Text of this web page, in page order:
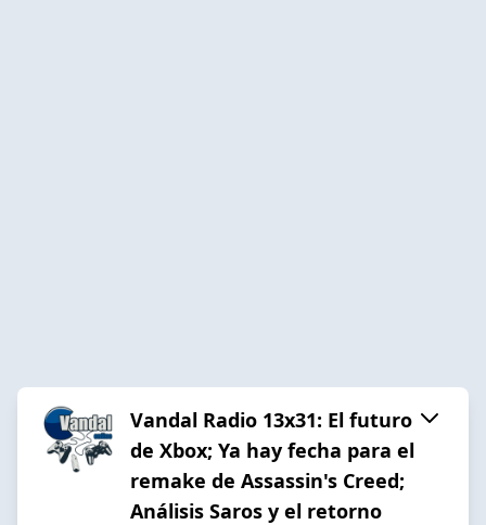
Vandal Radio 13x31: El futuro
de Xbox; Ya hay fecha para el
remake de Assassin's Creed;
Análisis Saros y el retorno